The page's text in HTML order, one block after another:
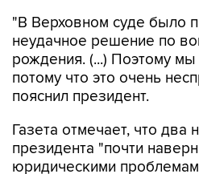
"В Верховном суде было
неудачное решение по
рождения. (...) Поэтому
потому что это очень
пояснил президент.
Газета отмечает, что два
президента "почти
юридическими